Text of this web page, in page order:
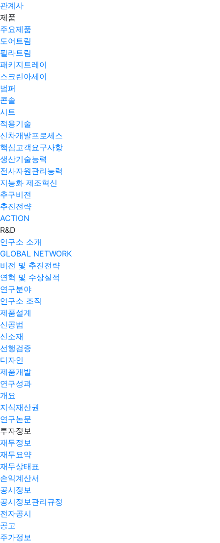
관계사
제품
주요제품​
도어트림
필라트림
패키지트레이
스크린아세이
범퍼
콘솔
시트
적용기술
신차개발프로세스
핵심고객요구사항
생산기술능력
전사자원관리능력
지능화 제조혁신
추구비전
추진전략
ACTION
R&D
연구소 소개
GLOBAL NETWORK
비전 및 추진전략
연혁 및 수상실적
연구분야
연구소 조직
제품설계
신공법
신소재
선행검증
디자인
제품개발
연구성과
개요
지식재산권
연구논문
투자정보
재무정보
재무요약
재무상태표
손익계산서
공시정보
공시정보관리규정
전자공시
공고
주가정보